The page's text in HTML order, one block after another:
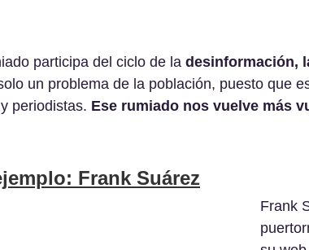
participa del ciclo de la desinformación,
un problema de la población, puesto que
periodistas. Ese rumiado nos vuelve más
Frank Suárez
Frank